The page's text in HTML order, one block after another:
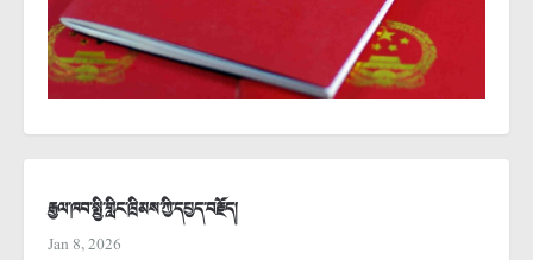
རྒྱལ་ཁབ་སྤྱི་གླིང་ཁྲིམས་ཀྱི་དཔྱད་བརྗོད།
Jan 8, 2026